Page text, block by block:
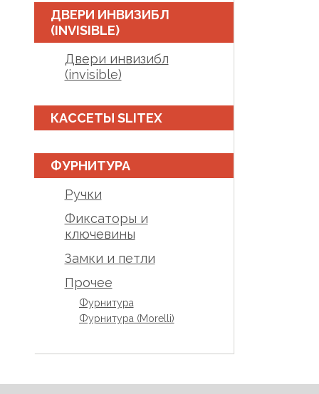
ДВЕРИ ИНВИЗИБЛ
(INVISIBLE)
Двери инвизибл
(invisible)
КАССЕТЫ SLITEX
ФУРНИТУРА
Ручки
Фиксаторы и
ключевины
Замки и петли
Прочее
Фурнитура
Фурнитура (Morelli)